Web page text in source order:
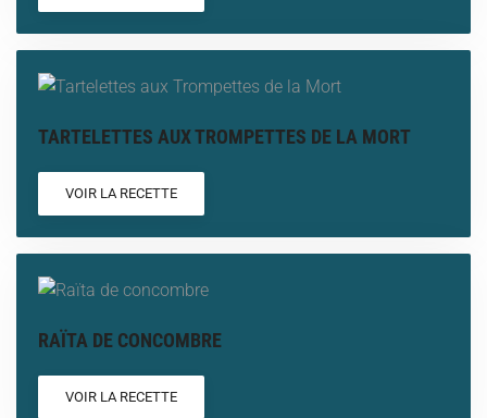
TARTELETTES AUX TROMPETTES DE LA MORT
VOIR LA RECETTE
RAÏTA DE CONCOMBRE
VOIR LA RECETTE